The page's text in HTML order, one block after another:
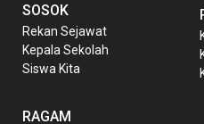
SOSOK
Rekan Sejawat
Kepala Sekolah
Siswa Kita
RAGAM